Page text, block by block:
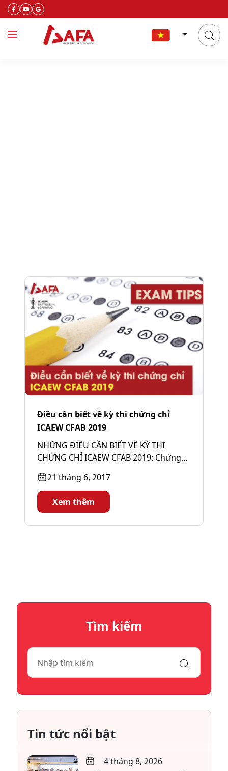
Điều cần biết về kỳ thi chứng chỉ
ICAEW CFAB 2019
NHỮNG ĐIỀU CẦN BIẾT VỀ KỲ THI
CHỨNG CHỈ ICAEW CFAB 2019: Chứng
21 tháng 6, 2017
Xem thêm
Tìm kiếm
Tin tức nổi bật
4 tháng 8, 2026